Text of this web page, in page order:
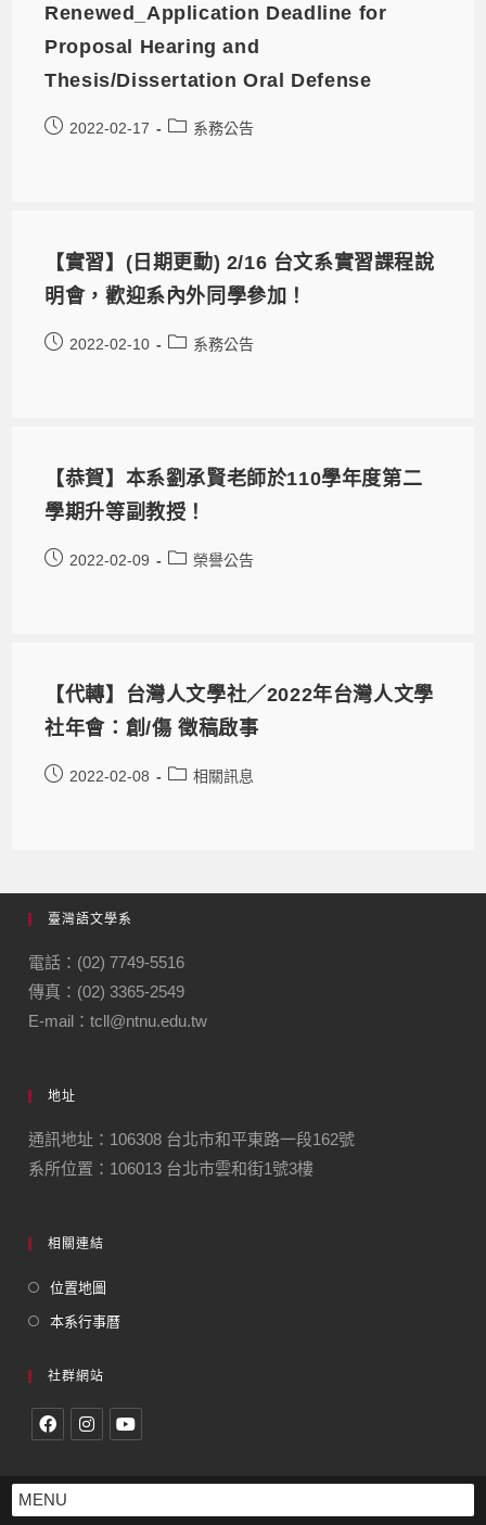
Renewed_Application Deadline for
Proposal Hearing and
Thesis/Dissertation Oral Defense
2022-02-17 系務公告
【實習】(日期更動) 2/16 台文系實習課程說
明會，歡迎系內外同學參加！
2022-02-10 系務公告
【恭賀】本系劉承賢老師於110學年度第二
學期升等副教授！
2022-02-09 榮譽公告
【代轉】台灣人文學社／2022年台灣人文學
社年會：創/傷 徵稿啟事
2022-02-08 相關訊息
臺灣語文學系
電話：(02) 7749-5516
傳真：(02) 3365-2549
E-mail：tcll@ntnu.edu.tw
地址
通訊地址：106308 台北市和平東路一段162號
系所位置：106013 台北市雲和街1號3樓
相關連結
位置地圖
本系行事曆
社群網站
MENU